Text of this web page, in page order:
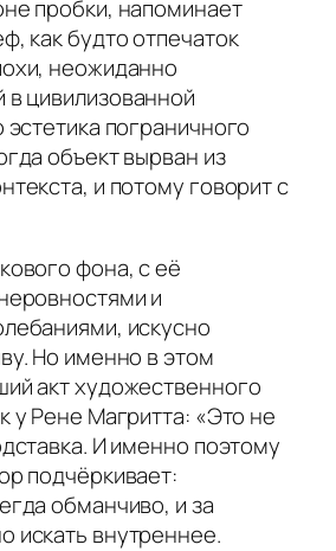
пробки, напоминает
как будто отпечаток
неожиданно
цивилизованной
пограничного
объект вырван из
и потому говорит с
фона, с её
и
искусно
Но именно в этом
акт художественного
у Рене Магритта: «Это не
И именно поэтому
подчёркивает:
обманчиво, и за
искать внутреннее.